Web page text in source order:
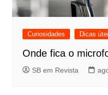
Curiosidades Dicas
Onde fica o
SB em Revista